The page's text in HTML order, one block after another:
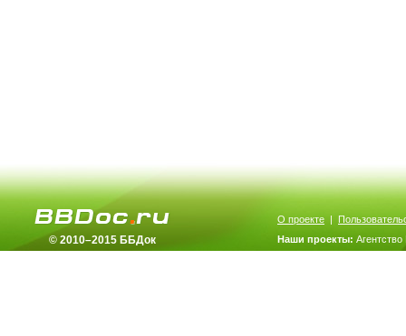
© 2010–2015 ББДок
О проекте |
Наши проекты: